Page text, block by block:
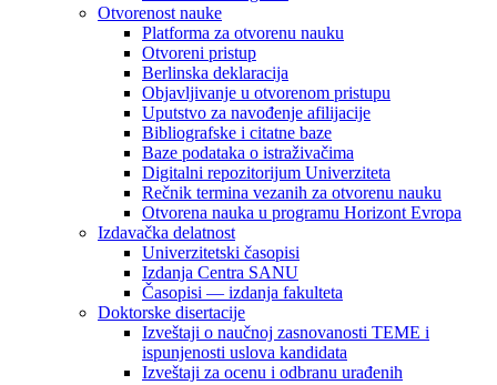
Otvorenost nauke
Platforma za otvorenu nauku
Otvoreni pristup
Berlinska deklaracija
Objavljivanje u otvorenom pristupu
Uputstvo za navođenje afilijacije
Bibliografske i citatne baze
Baze podataka o istraživačima
Digitalni repozitorijum Univerziteta
Rečnik termina vezanih za otvorenu nauku
Otvorena nauka u programu Horizont Evropa
Izdavačka delatnost
Univerzitetski časopisi
Izdanja Centra SANU
Časopisi — izdanja fakulteta
Doktorske disertacije
Izveštaji o naučnoj zasnovanosti TEME i
ispunjenosti uslova kandidata
Izveštaji za ocenu i odbranu urađenih